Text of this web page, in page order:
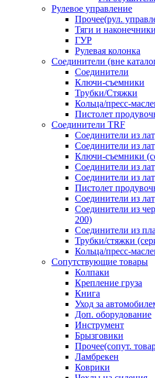
Рулевое управление
Прочее(рул.
Тяги и наконечники
ГУР
Рулевая колонка
Соединители (вне
Соединители
Ключи-cъемники
Трубки/Стяжки
Кольца/пресс-
Пистолет
Соединители TRF
Соединители из
Соединители из
Ключи-съемники
Соединители из
Соединители из
Пистолет
Соединители из
Соединители из
200)
Соединители из
Трубки/стяжки
Кольца/пресс-
Сопутствующие товары
Колпаки
Крепление груза
Книга
Уход за
Доп. оборудование
Инструмент
Брызговики
Прочее(сопут.
Ламбрекен
Коврики